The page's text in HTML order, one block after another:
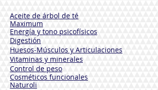
Aceite de árbol de té
Maximum
Energía y tono psicofísicos
Digestión
Huesos-Músculos y Articulaciones
Vitaminas y minerales
Control de peso
Cosméticos funcionales
Naturoli